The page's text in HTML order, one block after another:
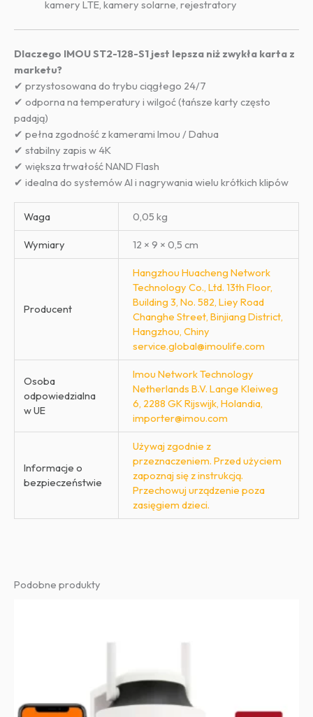
kamery LTE, kamery solarne, rejestratory
Dlaczego IMOU ST2-128-S1 jest lepsza niż zwykła karta z
marketu?
✔ przystosowana do trybu ciągłego 24/7
✔ odporna na temperatury i wilgoć (tańsze karty często
padają)
✔ pełna zgodność z kamerami Imou / Dahua
✔ stabilny zapis w 4K
✔ większa trwałość NAND Flash
✔ idealna do systemów AI i nagrywania wielu krótkich klipów
Waga 0,05 kg
Wymiary 12 × 9 × 0,5 cm
Producent
Hangzhou Huacheng Network
Technology Co., Ltd. 13th Floor,
Building 3, No. 582, Liey Road
Changhe Street, Binjiang District,
Hangzhou, Chiny
service.global@imoulife.com
Osoba
odpowiedzialna
w UE
Imou Network Technology
Netherlands B.V. Lange Kleiweg
6, 2288 GK Rijswijk, Holandia,
importer@imou.com
Informacje o
bezpieczeństwie
Używaj zgodnie z
przeznaczeniem. Przed użyciem
zapoznaj się z instrukcją.
Przechowuj urządzenie poza
zasięgiem dzieci.
Podobne produkty